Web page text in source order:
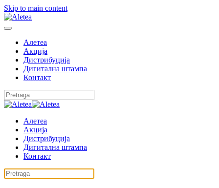
Skip to main content
Алетеа
Акција
Дистрибуција
Дигитална штампа
Контакт
Алетеа
Акција
Дистрибуција
Дигитална штампа
Контакт